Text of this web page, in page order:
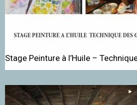
Stage Peinture à l’Huile –